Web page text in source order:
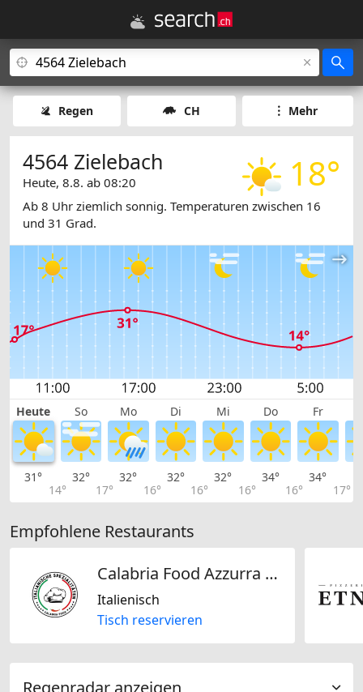
Regen CH Mehr
18°
4564 Zielebach
Heute, 8.8. ab 08:20
Ab 8 Uhr ziemlich sonnig. Temperaturen zwischen 16
und 31 Grad.
Heute So Mo Di Mi Do Fr
31°
14°
32°
17°
32°
16°
32°
16°
32°
16°
34°
16°
34°
17°
Empfohlene Restaurants
Calabria Food Azzurra GmbH
Italienisch
Tisch reservieren
Regenradar anzeigen